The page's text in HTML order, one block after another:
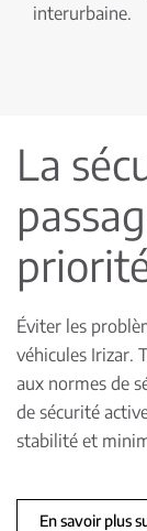
interurbaine.
La
Éviter les
véhicules Irizar.
aux normes de
de sécurité
stabilité et
En savoir plus